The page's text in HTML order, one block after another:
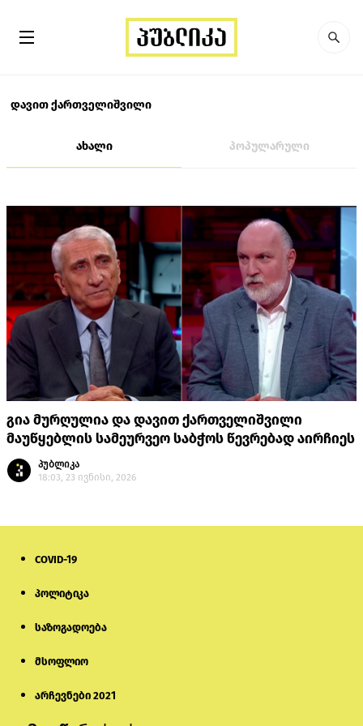
დავით ქართველიშვილი
ახალი პოპულარული
გია მურღულია და დავით ქართველიშვილი
მაუწყებლის სამეურვეო საბჭოს წევრებად აირჩიეს
პუბლიკა
18:03, 23 ივნისი, 2026
COVID-19
პოლიტიკა
საზოგადოება
მსოფლიო
არჩევნები 2021